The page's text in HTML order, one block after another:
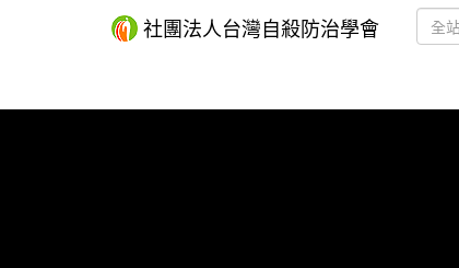
社團法人台灣自殺防治學會